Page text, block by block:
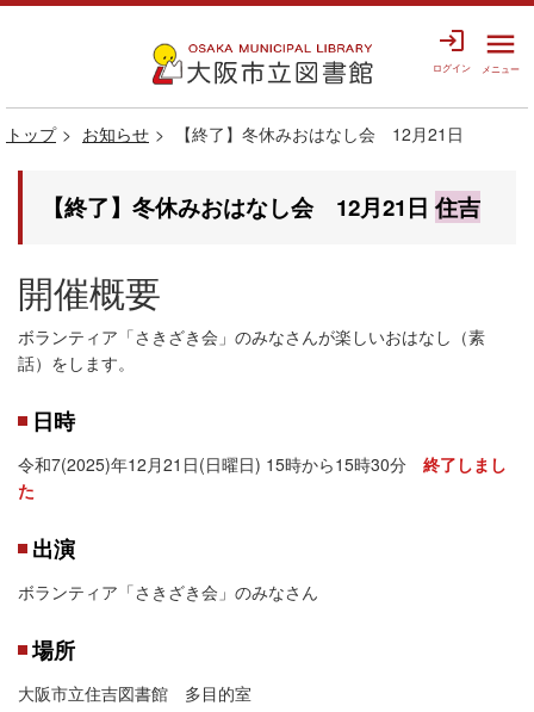
login
ログイン
menu
メニュー
トップ お知らせ 【終了】冬休みおはなし会 12月21日
【終了】冬休みおはなし会 12月21日 住吉
開催概要
ボランティア「さきざき会」のみなさんが楽しいおはなし（素
話）をします。
日時
令和7(2025)年12月21日(日曜日) 15時から15時30分 終了しまし
た
出演
ボランティア「さきざき会」のみなさん
場所
大阪市立住吉図書館 多目的室